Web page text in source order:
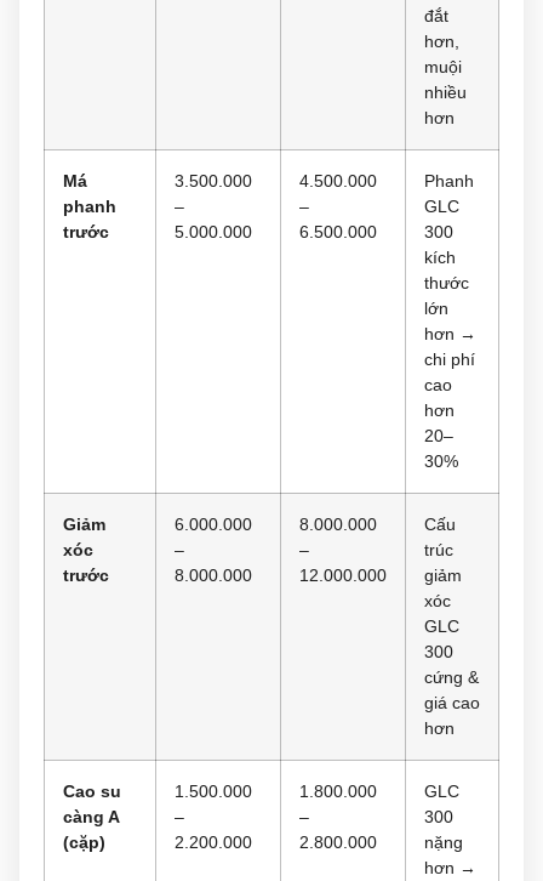
đắt
hơn,
muội
nhiều
hơn
Má
phanh
trước
3.500.000
–
5.000.000
4.500.000
–
6.500.000
Phanh
GLC
300
kích
thước
lớn
hơn →
chi phí
cao
hơn
20–
30%
Giảm
xóc
trước
6.000.000
–
8.000.000
8.000.000
–
12.000.000
Cấu
trúc
giảm
xóc
GLC
300
cứng &
giá cao
hơn
Cao su
càng A
(cặp)
1.500.000
–
2.200.000
1.800.000
–
2.800.000
GLC
300
nặng
hơn →